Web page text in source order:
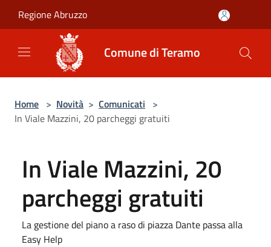
Regione Abruzzo
Comune di Teramo
Home > Novità > Comunicati >
In Viale Mazzini, 20 parcheggi gratuiti
In Viale Mazzini, 20
parcheggi gratuiti
La gestione del piano a raso di piazza Dante passa alla
Easy Help